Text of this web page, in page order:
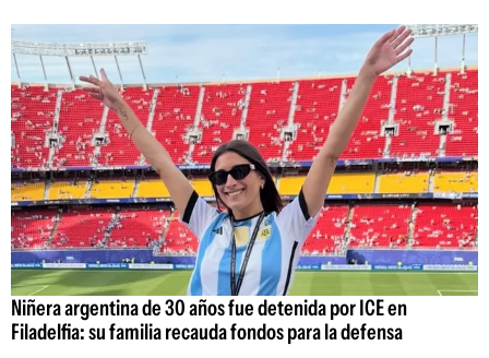
Niñera argentina de 30 años fue detenida por ICE en
Filadelfia: su familia recauda fondos para la defensa